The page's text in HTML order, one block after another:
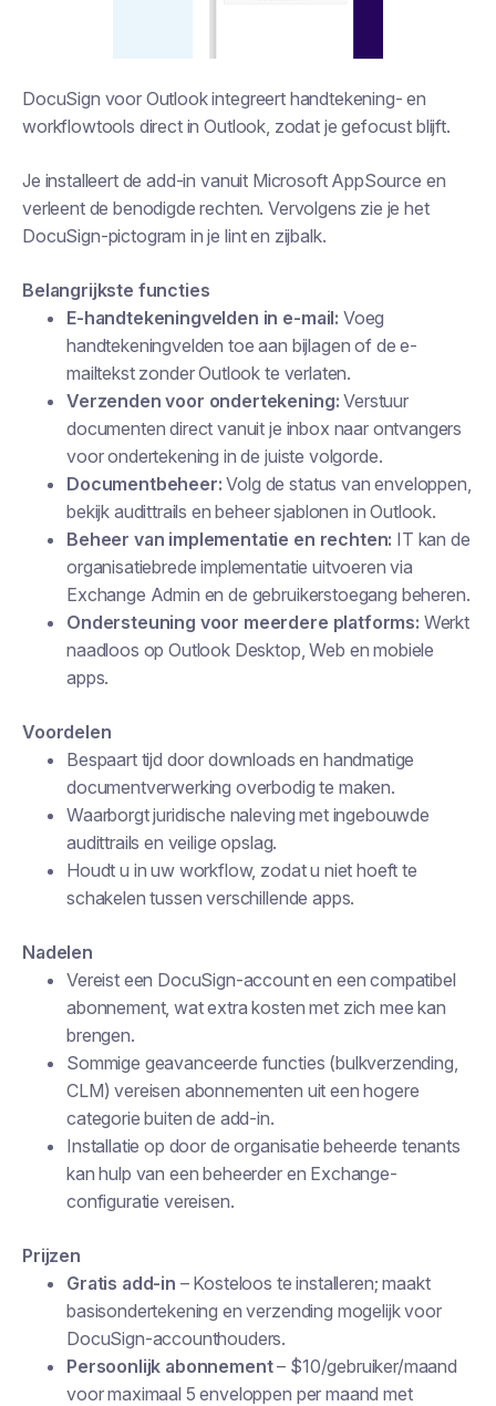
DocuSign voor Outlook integreert handtekening- en
workflowtools direct in Outlook, zodat je gefocust blijft.
Je installeert de add-in vanuit Microsoft AppSource en
verleent de benodigde rechten. Vervolgens zie je het
DocuSign-pictogram in je lint en zijbalk.
Belangrijkste functies
E-handtekeningvelden in e-mail: Voeg
handtekeningvelden toe aan bijlagen of de e-
mailtekst zonder Outlook te verlaten.
Verzenden voor ondertekening: Verstuur
documenten direct vanuit je inbox naar ontvangers
voor ondertekening in de juiste volgorde.
Documentbeheer: Volg de status van enveloppen,
bekijk audittrails en beheer sjablonen in Outlook.
Beheer van implementatie en rechten: IT kan de
organisatiebrede implementatie uitvoeren via
Exchange Admin en de gebruikerstoegang beheren.
Ondersteuning voor meerdere platforms: Werkt
naadloos op Outlook Desktop, Web en mobiele
apps.
Voordelen
Bespaart tijd door downloads en handmatige
documentverwerking overbodig te maken.
Waarborgt juridische naleving met ingebouwde
audittrails en veilige opslag.
Houdt u in uw workflow, zodat u niet hoeft te
schakelen tussen verschillende apps.
Nadelen
Vereist een DocuSign-account en een compatibel
abonnement, wat extra kosten met zich mee kan
brengen.
Sommige geavanceerde functies (bulkverzending,
CLM) vereisen abonnementen uit een hogere
categorie buiten de add-in.
Installatie op door de organisatie beheerde tenants
kan hulp van een beheerder en Exchange-
configuratie vereisen.
Prijzen
Gratis add-in – Kosteloos te installeren; maakt
basisondertekening en verzending mogelijk voor
DocuSign-accounthouders.
Persoonlijk abonnement– $10/gebruiker/maand
voor maximaal 5 enveloppen per maand met